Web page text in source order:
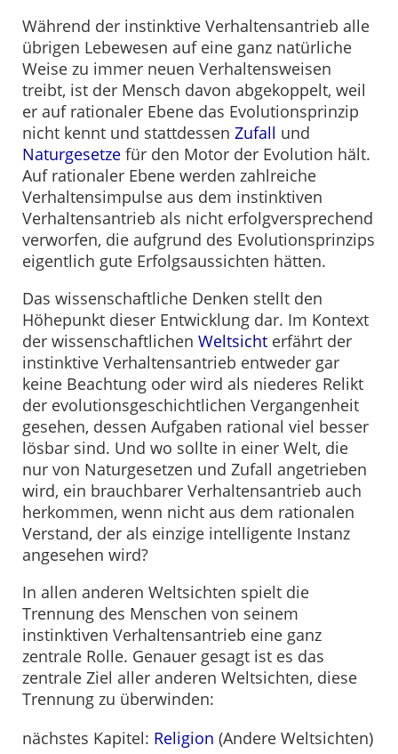
Während der instinktive Verhaltensantrieb alle
übrigen Lebewesen auf eine ganz natürliche
Weise zu immer neuen Verhaltensweisen
treibt, ist der Mensch davon abgekoppelt, weil
er auf rationaler Ebene das Evolutionsprinzip
nicht kennt und stattdessen Zufall und
Naturgesetze für den Motor der Evolution hält.
Auf rationaler Ebene werden zahlreiche
Verhaltensimpulse aus dem instinktiven
Verhaltensantrieb als nicht erfolgversprechend
verworfen, die aufgrund des Evolutionsprinzips
eigentlich gute Erfolgsaussichten hätten.
Das wissenschaftliche Denken stellt den
Höhepunkt dieser Entwicklung dar. Im Kontext
der wissenschaftlichen Weltsicht erfährt der
instinktive Verhaltensantrieb entweder gar
keine Beachtung oder wird als niederes Relikt
der evolutionsgeschichtlichen Vergangenheit
gesehen, dessen Aufgaben rational viel besser
lösbar sind. Und wo sollte in einer Welt, die
nur von Naturgesetzen und Zufall angetrieben
wird, ein brauchbarer Verhaltensantrieb auch
herkommen, wenn nicht aus dem rationalen
Verstand, der als einzige intelligente Instanz
angesehen wird?
In allen anderen Weltsichten spielt die
Trennung des Menschen von seinem
instinktiven Verhaltensantrieb eine ganz
zentrale Rolle. Genauer gesagt ist es das
zentrale Ziel aller anderen Weltsichten, diese
Trennung zu überwinden:
nächstes Kapitel: Religion (Andere Weltsichten)